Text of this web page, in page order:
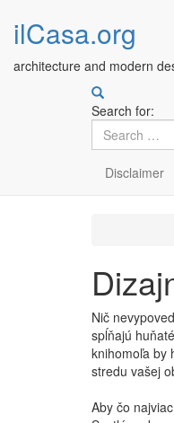
ilCasa.org
architecture and modern
Search for:
Disclaimer
Nič
spĺňajú
knihomoľa by
stredu vašej
Aby čo